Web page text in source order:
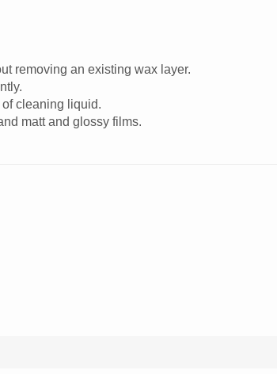
removing an existing wax layer.
cleaning liquid.
matt and glossy films.